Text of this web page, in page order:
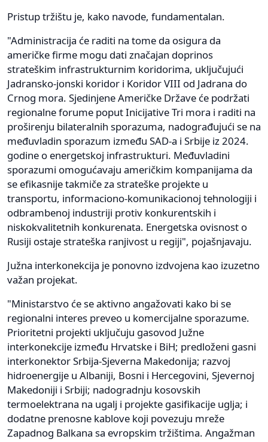
Pristup tržištu je, kako navode, fundamentalan.
"Administracija će raditi na tome da osigura da
američke firme mogu dati značajan doprinos
strateškim infrastrukturnim koridorima, uključujući
Jadransko-jonski koridor i Koridor VIII od Jadrana do
Crnog mora. Sjedinjene Američke Države će podržati
regionalne forume poput Inicijative Tri mora i raditi na
proširenju bilateralnih sporazuma, nadograđujući se na
međuvladin sporazum između SAD-a i Srbije iz 2024.
godine o energetskoj infrastrukturi. Međuvladini
sporazumi omogućavaju američkim kompanijama da
se efikasnije takmiče za strateške projekte u
transportu, informaciono-komunikacionoj tehnologiji i
odbrambenoj industriji protiv konkurentskih i
niskokvalitetnih konkurenata. Energetska ovisnost o
Rusiji ostaje strateška ranjivost u regiji", pojašnjavaju.
Južna interkonekcija je ponovno izdvojena kao izuzetno
važan projekat.
"Ministarstvo će se aktivno angažovati kako bi se
regionalni interes preveo u komercijalne sporazume.
Prioritetni projekti uključuju gasovod Južne
interkonekcije između Hrvatske i BiH; predloženi gasni
interkonektor Srbija-Sjeverna Makedonija; razvoj
hidroenergije u Albaniji, Bosni i Hercegovini, Sjevernoj
Makedoniji i Srbiji; nadogradnju kosovskih
termoelektrana na ugalj i projekte gasifikacije uglja; i
dodatne prenosne kablove koji povezuju mreže
Zapadnog Balkana sa evropskim tržištima. Angažman